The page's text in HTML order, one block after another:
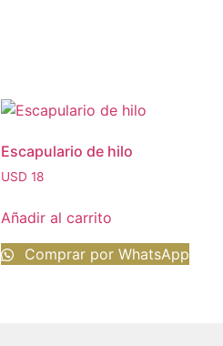
Escapulario de hilo
USD 18
Añadir al carrito
Comprar por WhatsApp